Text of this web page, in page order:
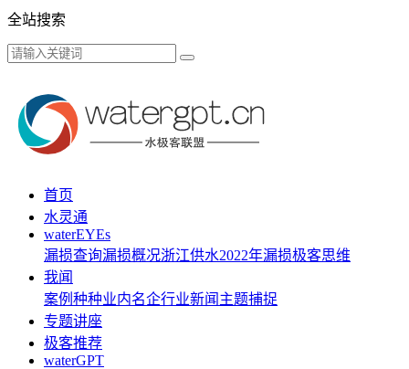
全站搜索
首页
水灵通
waterEYEs
漏损查询漏损概况浙江供水2022年漏损极客思维
我闻
案例种种业内名企行业新闻 主题捕捉
专题讲座
极客推荐
waterGPT